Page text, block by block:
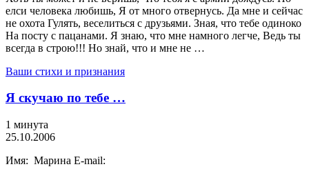
елси человека любишь, Я от много отвернусь. Да мне и сейчас
не охота Гулять, веселиться с друзьями. Зная, что тебе одиноко
На посту с пацанами. Я знаю, что мне намного легче, Ведь ты
всегда в строю!!! Но знай, что и мне не …
Ваши стихи и признания
Я скучаю по тебе …
1 минута
25.10.2006
Имя: Марина E-mail: